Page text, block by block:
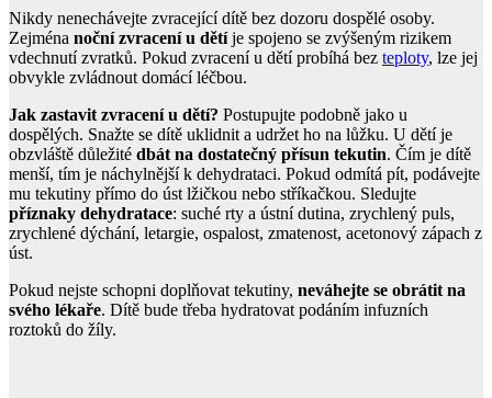
Nikdy nenechávejte zvracející dítě bez dozoru dospělé osoby.
Zejména noční zvracení u dětíje spojeno se zvýšeným rizikem
vdechnutí zvratků. Pokud zvracení u dětí probíhá bez teploty, lze jej
obvykle zvládnout domácí léčbou.
Jak zastavit zvracení u dětí? Postupujte podobně jako u
dospělých. Snažte se dítě uklidnit a udržet ho na lůžku. U dětí je
obzvláště důležité dbát na dostatečný přísun tekutin. Čím je dítě
menší, tím je náchylnější k dehydrataci. Pokud odmítá pít, podávejte
mu tekutiny přímo do úst lžičkou nebo stříkačkou. Sledujte
příznaky dehydratace: suché rty a ústní dutina, zrychlený puls,
zrychlené dýchání, letargie, ospalost, zmatenost, acetonový zápach z
úst.
Pokud nejste schopni doplňovat tekutiny, neváhejte se obrátit na
svého lékaře. Dítě bude třeba hydratovat podáním infuzních
roztoků do žíly.